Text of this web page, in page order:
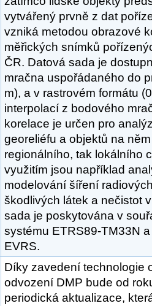
vytvářený prvně z dat
vzniká metodou obrazové
měřických snímků
ČR. Datová sada je
mračna uspořádaného do
m), a v rastrovém formátu
interpolací z bodového
korelace je určen pro
georeliéfu a objektů na
regionálního, tak lokálního
využitím jsou například
modelování šíření
škodlivých látek a nečistot
sada je poskytována v
systému ETRS89-TM33N
EVRS.
Díky zavedení technologie
odvození DMP bude od
periodická aktualizace,